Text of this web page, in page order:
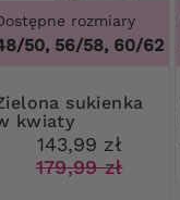
rozmiary
50, 56/58, 60/62
kwiaty
143,99 zł
179,99 zł